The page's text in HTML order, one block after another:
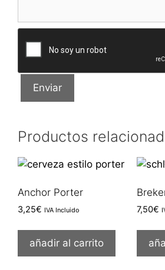
Productos
Anchor Porter
3,25€ IVA Incluido
añadir al carrito
7,50€